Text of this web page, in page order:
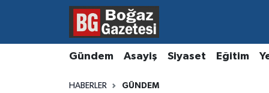
Gündem Asayiş Siyaset Eğitim
HABERLER GÜNDEM
Asayiş
Hava Durumu